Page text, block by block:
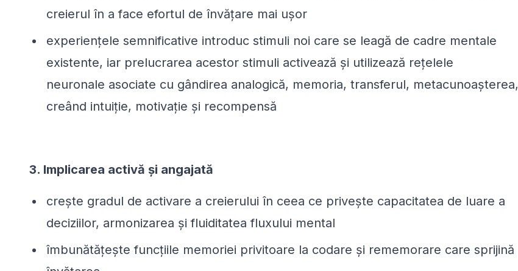
creierul în a face efortul de învățare mai ușor
experiențele semnificative introduc stimuli noi care se leagă de cadre mentale
existente, iar prelucrarea acestor stimuli activează și utilizează rețelele
neuronale asociate cu gândirea analogică, memoria, transferul, metacunoașterea,
creând intuiție, motivație și recompensă
3. Implicarea activă și angajată
crește gradul de activare a creierului în ceea ce privește capacitatea de luare a
deciziilor, armonizarea și fluiditatea fluxului mental
îmbunătățește funcțiile memoriei privitoare la codare și rememorare care sprijină